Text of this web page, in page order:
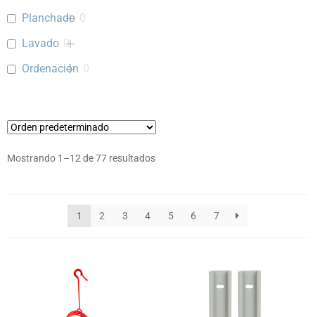
Planchado 0
Lavado 0
Ordenación 0
Mostrando 1–12 de 77 resultados
1 2 3 4 5 6 7